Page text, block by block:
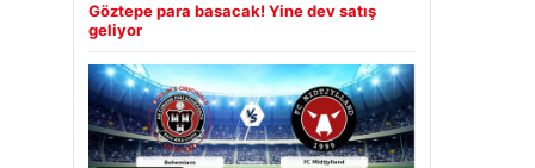
Göztepe para basacak! Yine dev satış
geliyor